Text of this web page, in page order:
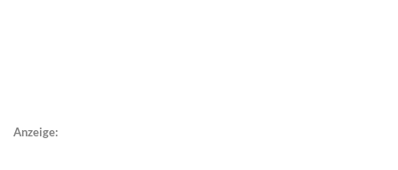
Anzeige: